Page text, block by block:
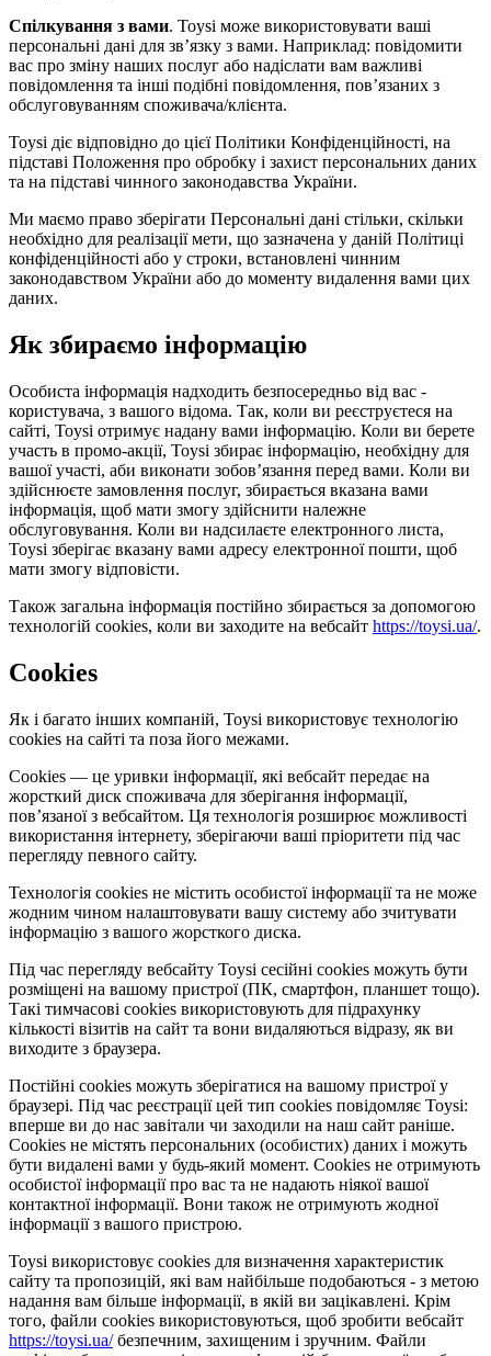
Спілкування з вами. Toysi може використовувати ваші
персональні дані для зв’язку з вами. Наприклад: повідомити
вас про зміну наших послуг або надіслати вам важливі
повідомлення та інші подібні повідомлення, пов’язаних з
обслуговуванням споживача/клієнта.
Toysi діє відповідно до цієї Політики Конфіденційності, на
підставі Положення про обробку і захист персональних даних
та на підставі чинного законодавства України.
Ми маємо право зберігати Персональні дані стільки, скільки
необхідно для реалізації мети, що зазначена у даній Політиці
конфіденційності або у строки, встановлені чинним
законодавством України або до моменту видалення вами цих
даних.
Як збираємо інформацію
Особиста інформація надходить безпосередньо від вас -
користувача, з вашого відома. Так, коли ви реєструєтеся на
сайті, Toysi отримує надану вами інформацію. Коли ви берете
участь в промо-акції, Toysi збирає інформацію, необхідну для
вашої участі, аби виконати зобов’язання перед вами. Коли ви
здійснюєте замовлення послуг, збирається вказана вами
інформація, щоб мати змогу здійснити належне
обслуговування. Коли ви надсилаєте електронного листа,
Toysi зберігає вказану вами адресу електронної пошти, щоб
мати змогу відповісти.
Також загальна інформація постійно збирається за допомогою
технологій cookies, коли ви заходите на вебсайт https://toysi.ua/.
Cookies
Як і багато інших компаній, Toysi використовує технологію
cookies на сайті та поза його межами.
Cookies — це уривки інформації, які вебсайт передає на
жорсткий диск споживача для зберігання інформації,
пов’язаної з вебсайтом. Ця технологія розширює можливості
використання інтернету, зберігаючи ваші пріоритети під час
перегляду певного сайту.
Технологія cookies не містить особистої інформації та не може
жодним чином налаштовувати вашу систему або зчитувати
інформацію з вашого жорсткого диска.
Під час перегляду вебсайту Toysi сесійні cookies можуть бути
розміщені на вашому пристрої (ПК, смартфон, планшет тощо).
Такі тимчасові cookies використовують для підрахунку
кількості візитів на сайт та вони видаляються відразу, як ви
виходите з браузера.
Постійні cookies можуть зберігатися на вашому пристрої у
браузері. Під час реєстрації цей тип cookies повідомляє Toysi:
вперше ви до нас завітали чи заходили на наш сайт раніше.
Cookies не містять персональних (особистих) даних і можуть
бути видалені вами у будь-який момент. Сookies не отримують
особистої інформації про вас та не надають ніякої вашої
контактної інформації. Вони також не отримують жодної
інформації з вашого пристрою.
Toysi використовує cookies для визначення характеристик
сайту та пропозицій, які вам найбільше подобаються - з метою
надання вам більше інформації, в якій ви зацікавлені. Крім
того, файли cookies використовуються, щоб зробити вебсайт
https://toysi.ua/безпечним, захищеним і зручним. Файли